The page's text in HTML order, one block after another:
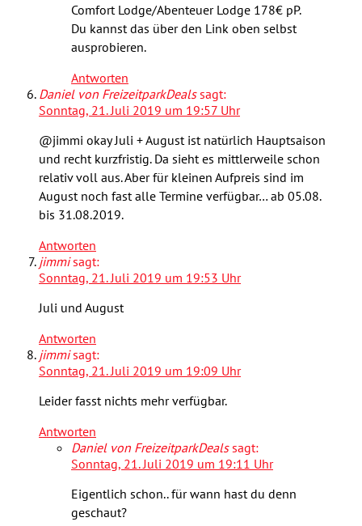
Comfort Lodge/Abenteuer Lodge 178€ pP.
Du kannst das über den Link oben selbst
ausprobieren.
Antworten
Daniel von FreizeitparkDeals sagt:
Sonntag, 21. Juli 2019 um 19:57 Uhr
@jimmi okay Juli + August ist natürlich Hauptsaison
und recht kurzfristig. Da sieht es mittlerweile schon
relativ voll aus. Aber für kleinen Aufpreis sind im
August noch fast alle Termine verfügbar… ab 05.08.
bis 31.08.2019.
Antworten
jimmi sagt:
Sonntag, 21. Juli 2019 um 19:53 Uhr
Juli und August
Antworten
jimmi sagt:
Sonntag, 21. Juli 2019 um 19:09 Uhr
Leider fasst nichts mehr verfügbar.
Antworten
Daniel von FreizeitparkDeals sagt:
Sonntag, 21. Juli 2019 um 19:11 Uhr
Eigentlich schon.. für wann hast du denn
geschaut?